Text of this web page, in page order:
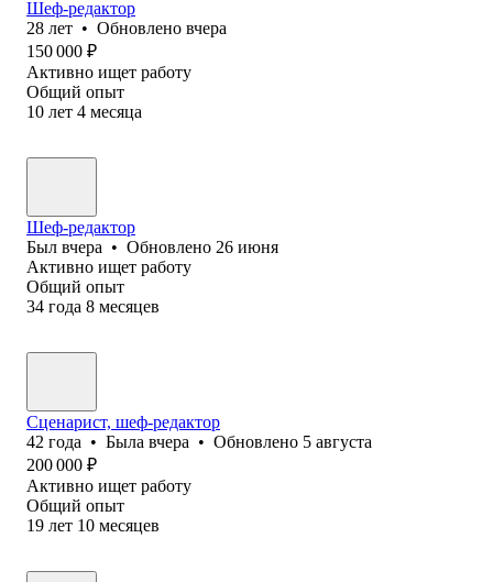
Шеф-редактор
28 лет • Обновлено вчера
150 000 ₽
Активно ищет работу
Общий опыт
10 лет 4 месяца
Шеф-редактор
Был вчера • Обновлено 26 июня
Активно ищет работу
Общий опыт
34 года 8 месяцев
Сценарист, шеф-редактор
42 года • Была вчера • Обновлено 5 августа
200 000 ₽
Активно ищет работу
Общий опыт
19 лет 10 месяцев